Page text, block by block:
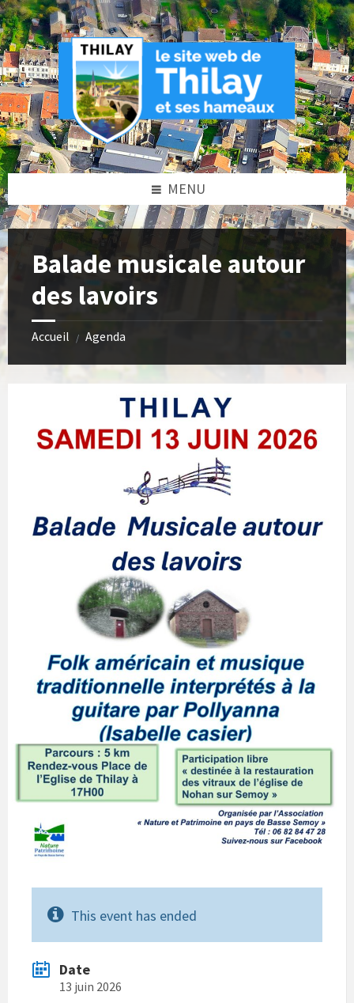
Skip
to
content
Skip
to
left
sidebar
Skip
to
right
sidebar
Skip
to
footer
MENU
Balade musicale autour
des lavoirs
Accueil / Agenda
This event has ended
Date
13 juin 2026